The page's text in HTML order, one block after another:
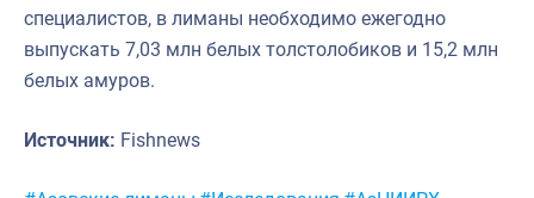
специалистов, в лиманы необходимо ежегодно
выпускать 7,03 млн белых толстолобиков и 15,2 млн
белых амуров.
Источник: Fishnews